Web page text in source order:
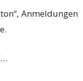
Anmeldungen